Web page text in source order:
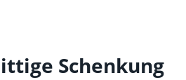
Schenkung